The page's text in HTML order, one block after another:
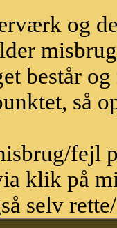
og
består
så
fejl
klik på
selv